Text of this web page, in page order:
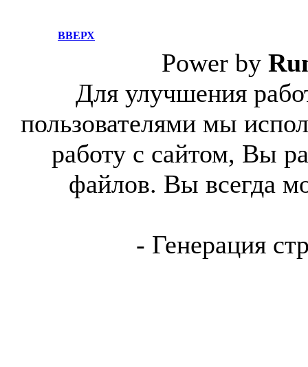
ВВЕРХ
Power by
Для улучшения
пользователями мы
работу с сайтом, Вы
файлов. Вы всегда
- Генерация